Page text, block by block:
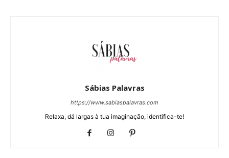
Sábias Palavras
https://www.sabiaspalavras.com
Relaxa, dá largas à tua imaginação, identifica-te!